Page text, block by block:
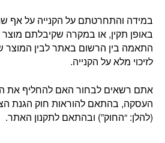
במידה והתחרטתם על הקנייה על אף
באופן תקין, או במקרה שקיבלתם מוצר
התאמה בין הרשום באתר לבין המוצר
לזיכוי מלא על הקנייה.
אתם רשאים לבחור האם להחליף את
(להלן: “החוק”) ובהתאם לתקנון האתר.